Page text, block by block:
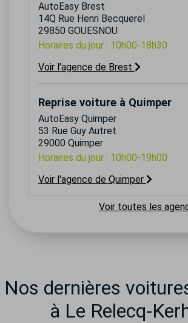
AutoEasy Brest
14Q Rue Henri Becquerel
29850 GOUESNOU
Horaires du jour : 10h00-18h30
Voir l'agence de Brest
Reprise voiture à Quimper
AutoEasy Quimper
53 Rue Guy Autret
29000 Quimper
Horaires du jour : 10h00-19h00
Voir l'agence de Quimper
Voir toutes les
Nos dernières
à Le Relecq-